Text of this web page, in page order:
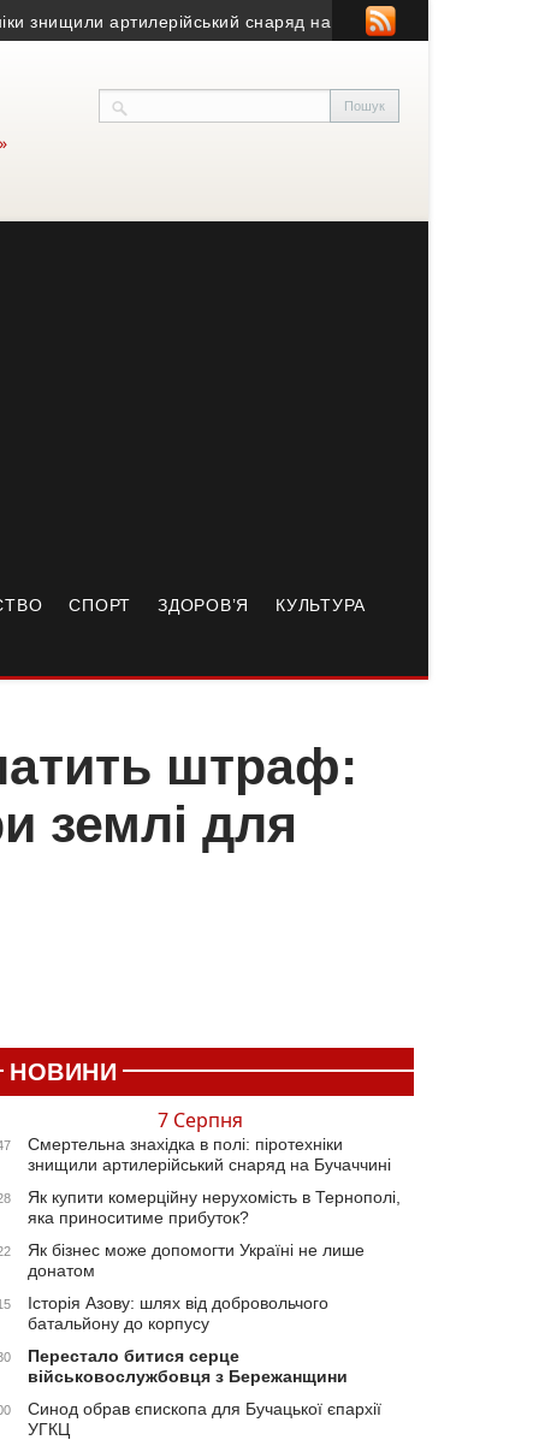
артилерійський снаряд на Бучаччині • Як купити
СПОРТ ЗДОРОВ’Я КУЛЬТУРА
штраф:
землі для
НОВИНИ
7 Серпня
Смертельна знахідка в полі: піротехніки
знищили артилерійський снаряд на Бучаччині
Як купити комерційну нерухомість в Тернополі,
яка приноситиме прибуток?
Як бізнес може допомогти Україні не лише
донатом
Історія Азову: шлях від добровольчого
батальйону до корпусу
Перестало битися серце
військовослужбовця з Бережанщини
Синод обрав єпископа для Бучацької єпархії
УГКЦ